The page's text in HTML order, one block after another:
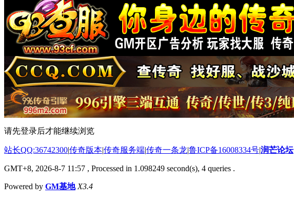
请先登录后才能继续浏览
站长QQ:36742300|传奇版本|传奇服务端|传奇一条龙|鲁ICP备16008334号|润芒论坛
GMT+8, 2026-8-7 11:57 , Processed in 1.098249 second(s), 4 queries .
Powered by GM基地 X3.4